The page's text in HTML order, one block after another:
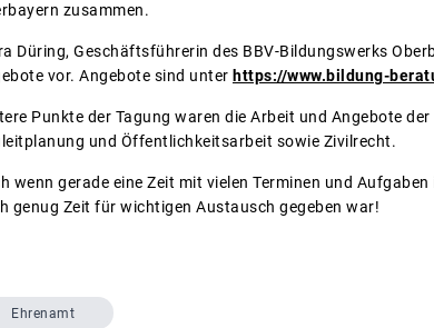
zusammen.
Düring, Geschäftsführerin des BBV-Bildungswerks
vor. Angebote sind unter https://www.bildung-
Punkte der Tagung waren die Arbeit und Angebote
und Öffentlichkeitsarbeit sowie Zivilrecht.
wenn gerade eine Zeit mit vielen Terminen und
genug Zeit für wichtigen Austausch gegeben war!
Ehrenamt